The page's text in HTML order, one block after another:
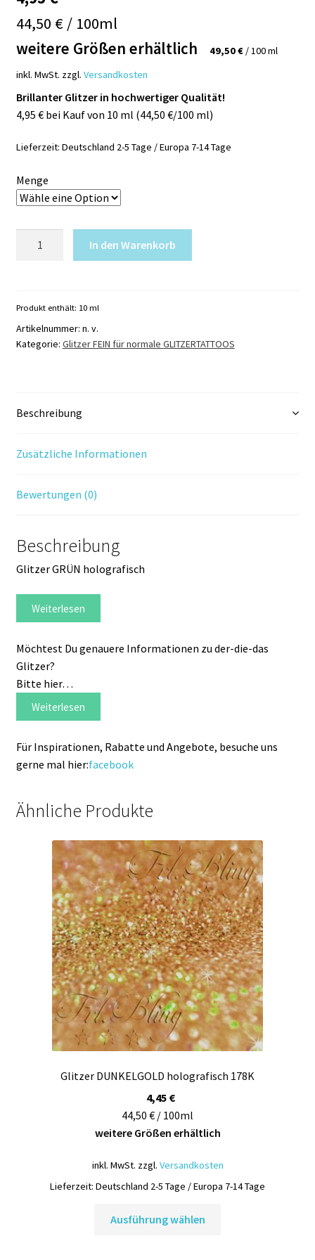
44,50 € / 100ml
weitere Größen erhältlich
49,50€ / 100ml
inkl. MwSt. zzgl. Versandkosten
Brillanter Glitzer in hochwertiger Qualität!
4,95 € bei Kauf von 10 ml (44,50 €/100 ml)
Lieferzeit: Deutschland 2-5 Tage / Europa 7-14 Tage
Menge
Menge
In den Warenkorb
Produkt enthält: 10 ml
Artikelnummer: n. v.
Kategorie: Glitzer FEIN für normale GLITZERTATTOOS
Beschreibung
Zusätzliche Informationen
Bewertungen (0)
Beschreibung
Glitzer GRÜN holografisch
Weiterlesen
Möchtest Du genauere Informationen zu der-die-das
Glitzer?
Bitte hier…
Weiterlesen
Für Inspirationen, Rabatte und Angebote, besuche uns
gerne mal hier:facebook
Ähnliche Produkte
Glitzer DUNKELGOLD holografisch 178K
4,45 €
44,50 € / 100ml
weitere Größen erhältlich
inkl. MwSt. zzgl. Versandkosten
Lieferzeit: Deutschland 2-5 Tage / Europa 7-14 Tage
Ausführung wählen